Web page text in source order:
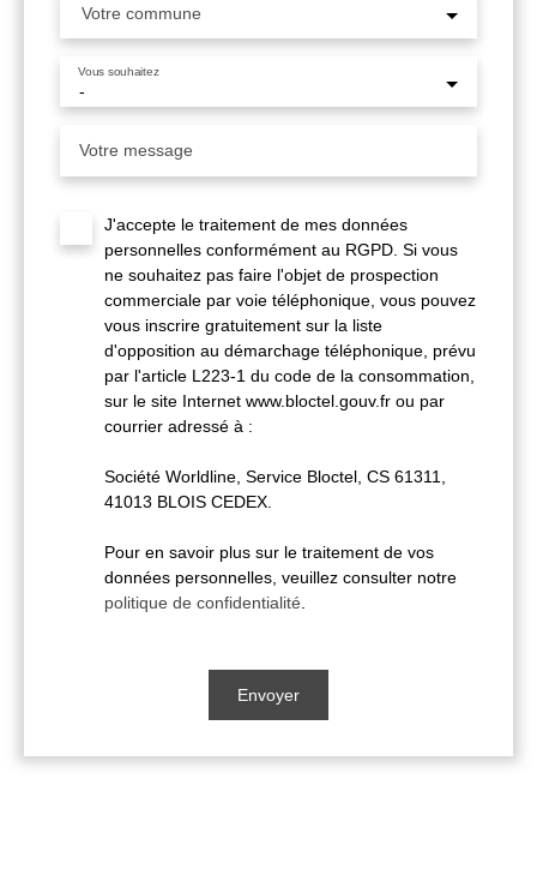
Votre commune
-
Vous souhaitez
Votre message
J'accepte le traitement de mes données
personnelles conformément au RGPD. Si vous
ne souhaitez pas faire l'objet de prospection
commerciale par voie téléphonique, vous pouvez
vous inscrire gratuitement sur la liste
d'opposition au démarchage téléphonique, prévu
par l'article L223-1 du code de la consommation,
sur le site Internet www.bloctel.gouv.fr ou par
courrier adressé à :
Société Worldline, Service Bloctel, CS 61311,
41013 BLOIS CEDEX.
Pour en savoir plus sur le traitement de vos
données personnelles, veuillez consulter notre
politique de confidentialité
Envoyer